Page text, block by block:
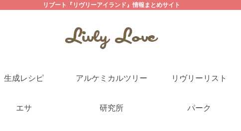
リブート『リヴリーアイランド』情報まとめサイト
生成レシピ アルケミカルツリー リヴリーリスト
エサ 研究所 パーク